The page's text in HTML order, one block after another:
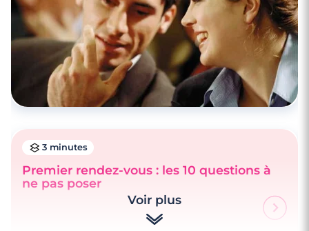
3 minutes
Premier rendez-vous : les 10 questions à
ne pas poser
Voir plus